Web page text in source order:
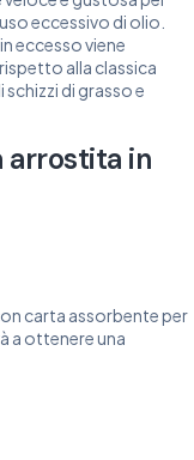
eccessivo di olio.
eccesso viene
alla classica
di grasso e
arrostita in
carta assorbente per
a ottenere una